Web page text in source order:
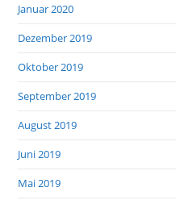
Januar 2020
Dezember 2019
Oktober 2019
September 2019
August 2019
Juni 2019
Mai 2019